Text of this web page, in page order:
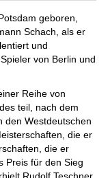
geboren,
Schach, als er
und
von Berlin und
Reihe von
teil, nach dem
den Westdeutschen
die er
die er
Preis für den Sieg